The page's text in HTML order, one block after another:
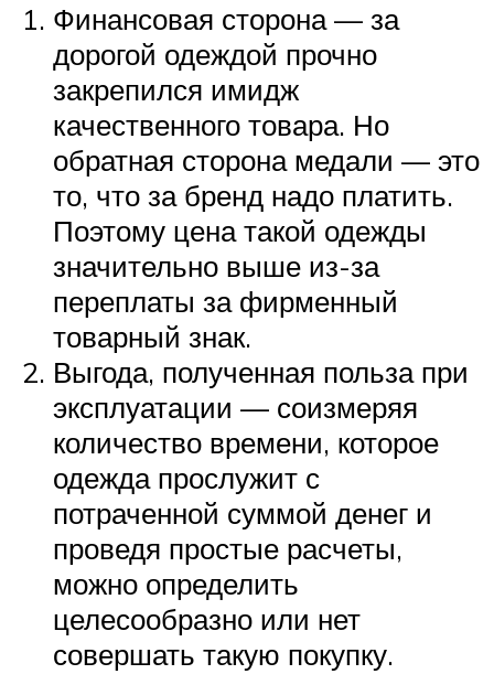
Финансовая сторона — за
дорогой одеждой прочно
закрепился имидж
качественного товара. Но
обратная сторона медали — это
то, что за бренд надо платить.
Поэтому цена такой одежды
значительно выше из-за
переплаты за фирменный
товарный знак.
Выгода, полученная польза при
эксплуатации — соизмеряя
количество времени, которое
одежда прослужит с
потраченной суммой денег и
проведя простые расчеты,
можно определить
целесообразно или нет
совершать такую покупку.